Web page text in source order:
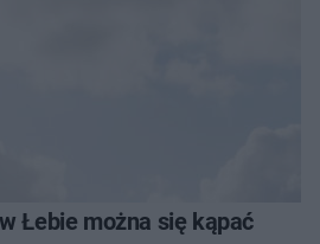
Łebie można się kąpać